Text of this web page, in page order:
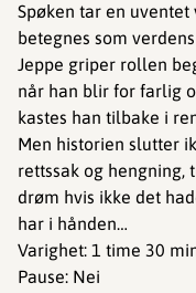
Spøken tar en
betegnes som
Jeppe griper rollen
når han blir for farlig
kastes han tilbake i
Men historien slutter
rettssak og
drøm hvis ikke det
har i hånden…
Varighet: 1 time 30
Pause: Nei